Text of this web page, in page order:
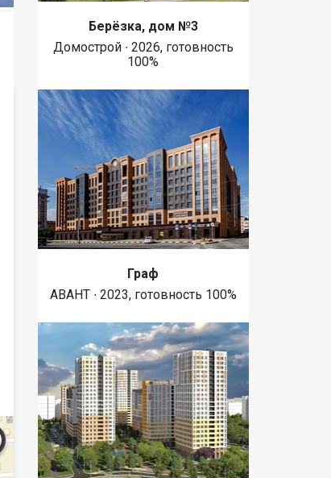
Берёзка, дом №3
Домострой ∙ 2026, готовность
100%
Граф
АВАНТ ∙ 2023, готовность 100%